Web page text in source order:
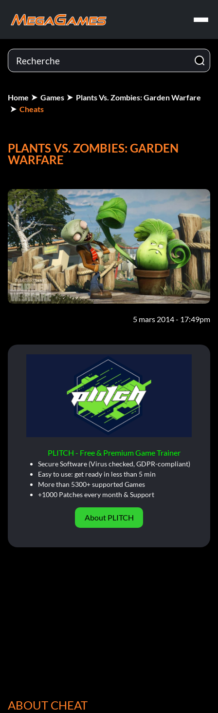
Home Games
Plants Vs. Zombies: Garden Warfare
Cheats
PLANTS VS. ZOMBIES: GARDEN
WARFARE
5 mars 2014 - 17:49pm
PLITCH - Free & Premium Game Trainer
Secure Software (Virus checked, GDPR-compliant)
Easy to use: get ready in less than 5 min
More than 5300+ supported Games
+1000 Patches every month & Support
About PLITCH
ABOUT CHEAT